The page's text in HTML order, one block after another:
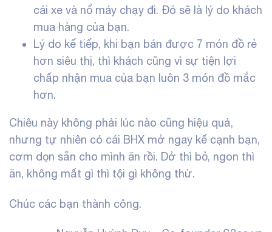
cái xe và nổ máy chạy đi. Đó sẽ là lý do khách
mua hàng của bạn.
Lý do kế tiếp, khi bạn bán được 7 món đồ rẻ
hơn siêu thị, thì khách cũng vì sự tiện lợi
chấp nhận mua của bạn luôn 3 món đồ mắc
hơn.
Chiêu này không phải lúc nào cũng hiệu quả,
nhưng tự nhiên có cái BHX mở ngay kế cạnh bạn,
cơm dọn sẵn cho mình ăn rồi. Dở thì bỏ, ngon thì
ăn, không mất gì thì tội gì không thử.
Chúc các bạn thành công.